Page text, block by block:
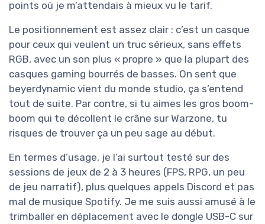
points où je m’attendais à mieux vu le tarif.
Le positionnement est assez clair : c’est un casque
pour ceux qui veulent un truc sérieux, sans effets
RGB, avec un son plus « propre » que la plupart des
casques gaming bourrés de basses. On sent que
beyerdynamic vient du monde studio, ça s’entend
tout de suite. Par contre, si tu aimes les gros boom-
boom qui te décollent le crâne sur Warzone, tu
risques de trouver ça un peu sage au début.
En termes d’usage, je l’ai surtout testé sur des
sessions de jeux de 2 à 3 heures (FPS, RPG, un peu
de jeu narratif), plus quelques appels Discord et pas
mal de musique Spotify. Je me suis aussi amusé à le
trimballer en déplacement avec le dongle USB-C sur